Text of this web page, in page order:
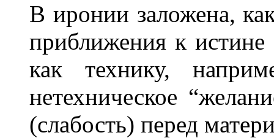
В иронии заложена,
приближения к
как технику,
нетехническое
(слабость) перед